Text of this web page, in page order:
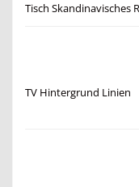
Tisch Skandinavisches
TV Hintergrund Linien